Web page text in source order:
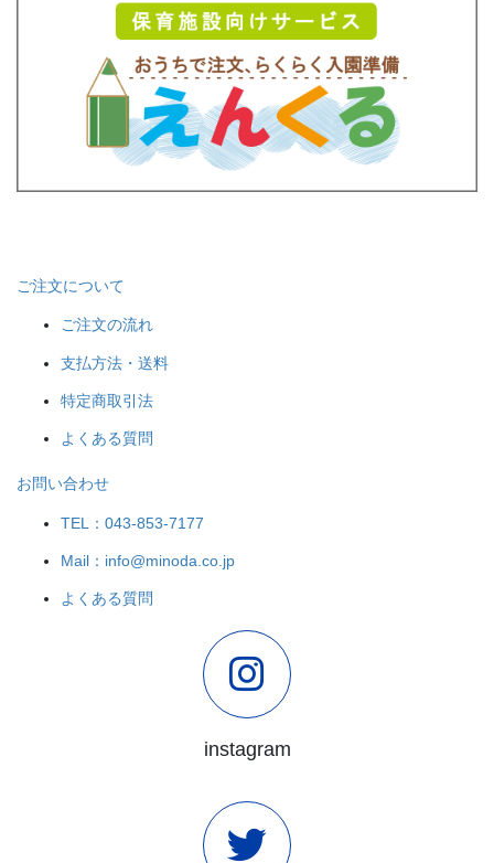
ご注文について
ご注文の流れ
支払方法・送料
特定商取引法
よくある質問
お問い合わせ
TEL：043-853-7177
Mail：info@minoda.co.jp
よくある質問
instagram